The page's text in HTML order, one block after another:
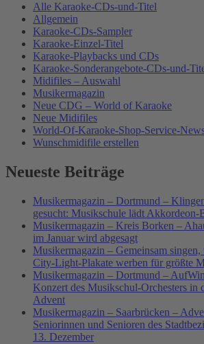
Alle Karaoke-CDs-und-Titel
Allgemein
Karaoke-CDs-Sampler
Karaoke-Einzel-Titel
Karaoke-Playbacks und CDs
Karaoke-Sonderangebote-CDs-und-
Midifiles – Auswahl
Musikermagazin
Neue CDG – World of Karaoke
Neue Midifiles
World-Of-Karaoke-Shop-Service-
Wunschmidifile erstellen
Neueste Beiträge
Musikermagazin – Dortmund –
gesucht: Musikschule lädt Akkordeon-
Musikermagazin – Kreis Borken –
im Januar wird abgesagt
Musikermagazin – Gemeinsam singen,
City-Light-Plakate werben für größte
Musikermagazin – Dortmund –
Konzert des Musikschul-Orchesters in
Advent
Musikermagazin – Saarbrücken –
Seniorinnen und Senioren des
13. Dezember